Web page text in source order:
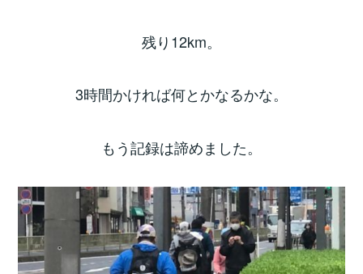
残り12km。
3時間かければ何とかなるかな。
もう記録は諦めました。